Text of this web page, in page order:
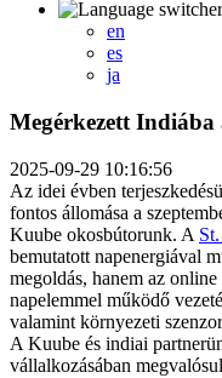
en
es
ja
Megérkezett Indiába
2025-09-29 10:16:56
Az idei évben
fontos állomása a
Kuube okosbútorunk. A
bemutatott napenergiával
megoldás, hanem az
napelemmel működő
valamint környezeti
A Kuube és indiai
vállalkozásában